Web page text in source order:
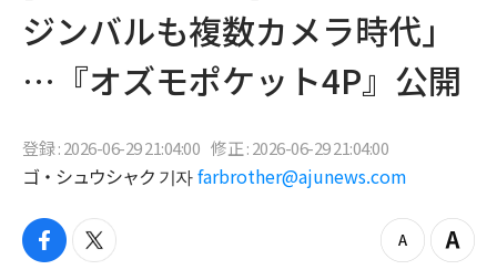
ジンバルも複数カメラ時代」
…『オズモポケット4P』公開
登録 : 2026-06-29 21:04:00 修正 : 2026-06-29 21:04:00
ゴ・シュウシャク 기자 farbrother@ajunews.com
f
t
z
Z